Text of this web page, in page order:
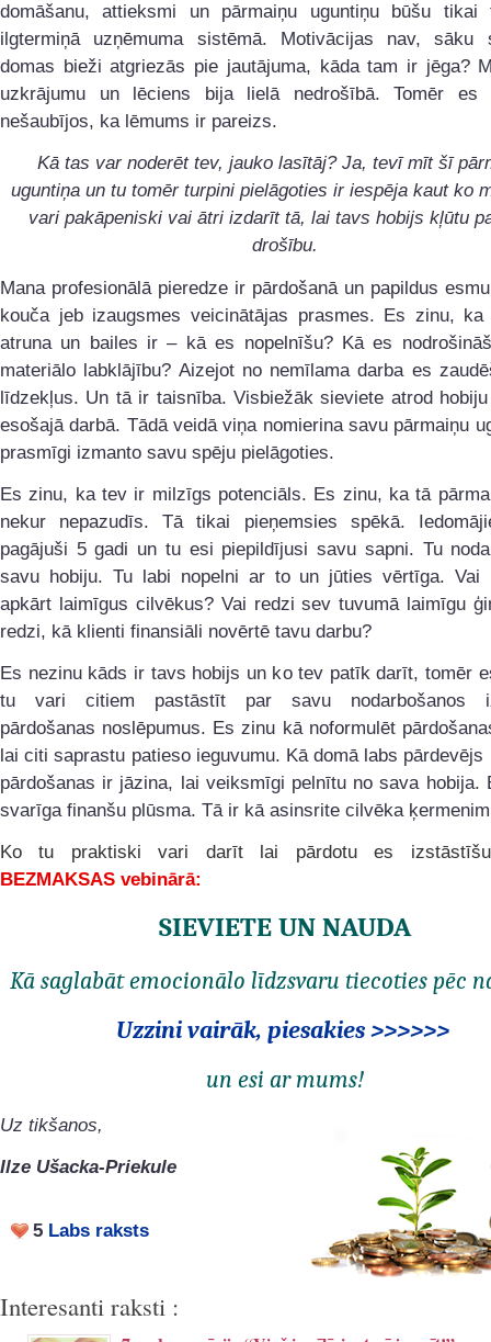
domāšanu, attieksmi un pārmaiņu uguntiņu būšu tikai
ilgtermiņā uzņēmuma sistēmā. Motivācijas nav, sāku
domas bieži atgriezās pie jautājuma, kāda tam ir jēga?
uzkrājumu un lēciens bija lielā nedrošībā. Tomēr es
nešaubījos, ka lēmums ir pareizs.
Kā tas var noderēt tev, jauko lasītāj? Ja, tevī mīt šī
uguntiņa un tu tomēr turpini pielāgoties ir iespēja kaut ko
vari pakāpeniski vai ātri izdarīt tā, lai tavs hobijs kļūtu
drošību.
Mana profesionālā pieredze ir pārdošanā un papildus
kouča jeb izaugsmes veicinātājas prasmes. Es zinu, ka
atruna un bailes ir – kā es nopelnīšu? Kā es
materiālo labklājību? Aizejot no nemīlama darba es
līdzekļus. Un tā ir taisnība. Visbiežāk sieviete atrod
esošajā darbā. Tādā veidā viņa nomierina savu pārmaiņu
prasmīgi izmanto savu spēju pielāgoties.
Es zinu, ka tev ir milzīgs potenciāls. Es zinu, ka tā
nekur nepazudīs. Tā tikai pieņemsies spēkā.
pagājuši 5 gadi un tu esi piepildījusi savu sapni. Tu
savu hobiju. Tu labi nopelni ar to un jūties vērtīga. Vai
apkārt laimīgus cilvēkus? Vai redzi sev tuvumā laimīgu
redzi, kā klienti finansiāli novērtē tavu darbu?
Es nezinu kāds ir tavs hobijs un ko tev patīk darīt, tomēr
tu vari citiem pastāstīt par savu nodarbošanos
pārdošanas noslēpumus. Es zinu kā noformulēt
lai citi saprastu patieso ieguvumu. Kā domā labs pārdevējs
pārdošanas ir jāzina, lai veiksmīgi pelnītu no sava hobija.
svarīga finanšu plūsma. Tā ir kā asinsrite cilvēka
Ko tu praktiski vari darīt lai pārdotu es izstāstīšu
BEZMAKSAS vebinārā:
SIEVIETE UN NAUDA
Kā saglabāt emocionālo līdzsvaru tiecoties pēc
Uzzini vairāk, piesakies >>>>>>
un esi ar mums!
Uz tikšanos,
Ilze Ušacka-Priekule
5 Labs raksts
Interesanti raksti :